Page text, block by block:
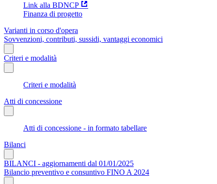
Link alla BDNCP
Finanza di progetto
Varianti in corso d'opera
Sovvenzioni, contributi, sussidi, vantaggi economici
Criteri e modalità
Criteri e modalità
Atti di concessione
Atti di concessione - in formato tabellare
Bilanci
BILANCI - aggiornamenti dal 01/01/2025
Bilancio preventivo e consuntivo FINO A 2024